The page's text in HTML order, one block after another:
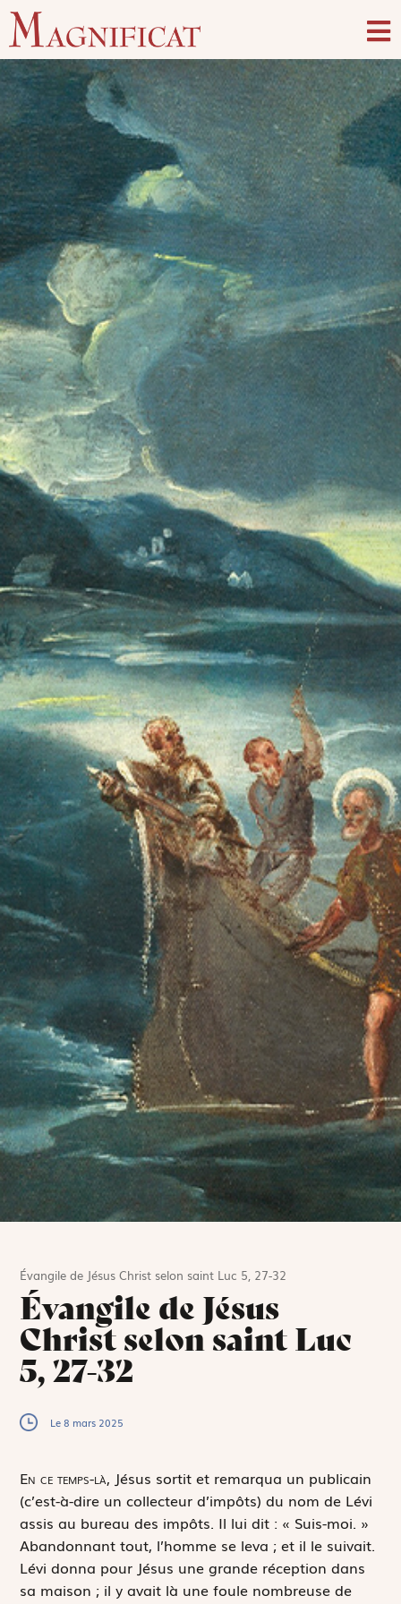
Évangile de Jésus Christ selon saint Luc 5, 27-32
Évangile de Jésus
Christ selon saint Luc
5, 27-32
Le 8 mars 2025
En ce temps-là, Jésus sortit et remarqua un publicain
(c’est-à-dire un collecteur d’impôts) du nom de Lévi
assis au bureau des impôts. Il lui dit : « Suis-moi. »
Abandonnant tout, l’homme se leva ; et il le suivait.
Lévi donna pour Jésus une grande réception dans
sa maison ; il y avait là une foule nombreuse de